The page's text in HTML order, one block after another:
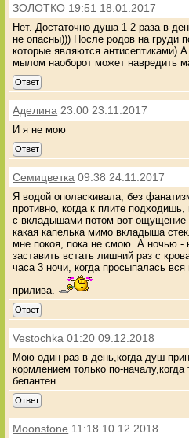
ЗОЛОТКО 19:51 18.01.2017
Нет. Достаточно душа 1-2 раза в
не опасны))) После родов на груди
которые являются антисептиками)
мылом наоборот может навредить
Ответ
Аделина 23:00 23.11.2017
И я не мою
Ответ
Семицветка 09:38 24.11.2017
Я водой ополаскивала, без
противно, когда к плите
с вкладышами потом вот ощущение
какая капелька мимо вкладыша
мне покоя, пока не смою. А ночью -
заставить встать лишний раз с
часа 3 ночи, когда просыпалась
прилива.
Ответ
Vestochka 01:20 09.12.2018
Мою один раз в день,когда душ
кормлением только по-
бепантен.
Ответ
Moonstone 11:18 10.12.2018